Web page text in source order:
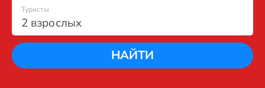
2 взрослых
Туристы
НАЙТИ